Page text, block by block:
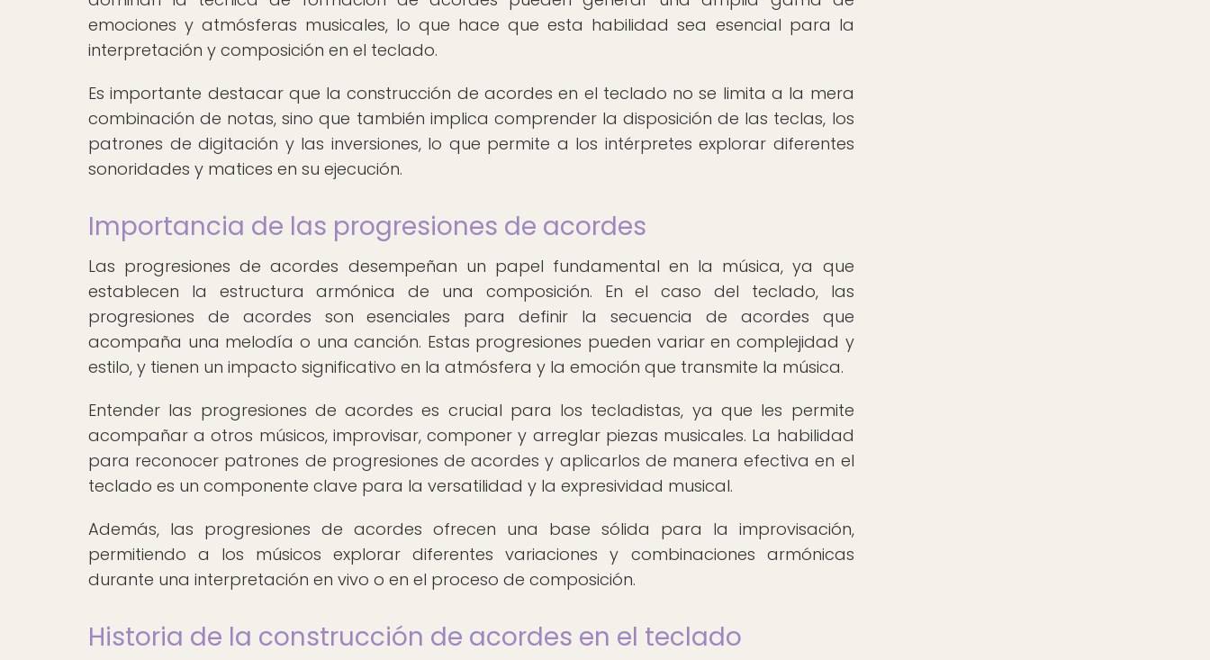
emociones y atmósferas musicales, lo que hace que esta habilidad sea esencial para la
interpretación y composición en el teclado.
Es importante destacar que la construcción de acordes en el teclado no se limita a la mera
combinación de notas, sino que también implica comprender la disposición de las teclas, los
patrones de digitación y las inversiones, lo que permite a los intérpretes explorar diferentes
sonoridades y matices en su ejecución.
Importancia de las progresiones de acordes
Las progresiones de acordes desempeñan un papel fundamental en la música, ya que
establecen la estructura armónica de una composición. En el caso del teclado, las
progresiones de acordes son esenciales para definir la secuencia de acordes que
acompaña una melodía o una canción. Estas progresiones pueden variar en complejidad y
estilo, y tienen un impacto significativo en la atmósfera y la emoción que transmite la música.
Entender las progresiones de acordes es crucial para los tecladistas, ya que les permite
acompañar a otros músicos, improvisar, componer y arreglar piezas musicales. La habilidad
para reconocer patrones de progresiones de acordes y aplicarlos de manera efectiva en el
teclado es un componente clave para la versatilidad y la expresividad musical.
Además, las progresiones de acordes ofrecen una base sólida para la improvisación,
permitiendo a los músicos explorar diferentes variaciones y combinaciones armónicas
durante una interpretación en vivo o en el proceso de composición.
Historia de la construcción de acordes en el teclado